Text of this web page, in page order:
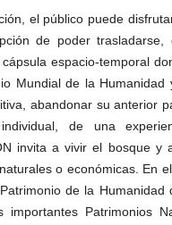
el público puede
de poder
espacio-temporal
Mundial de la
abandonar su anterior
de una
invita a vivir el bosque
o económicas. En
de la
importantes Patrimonios